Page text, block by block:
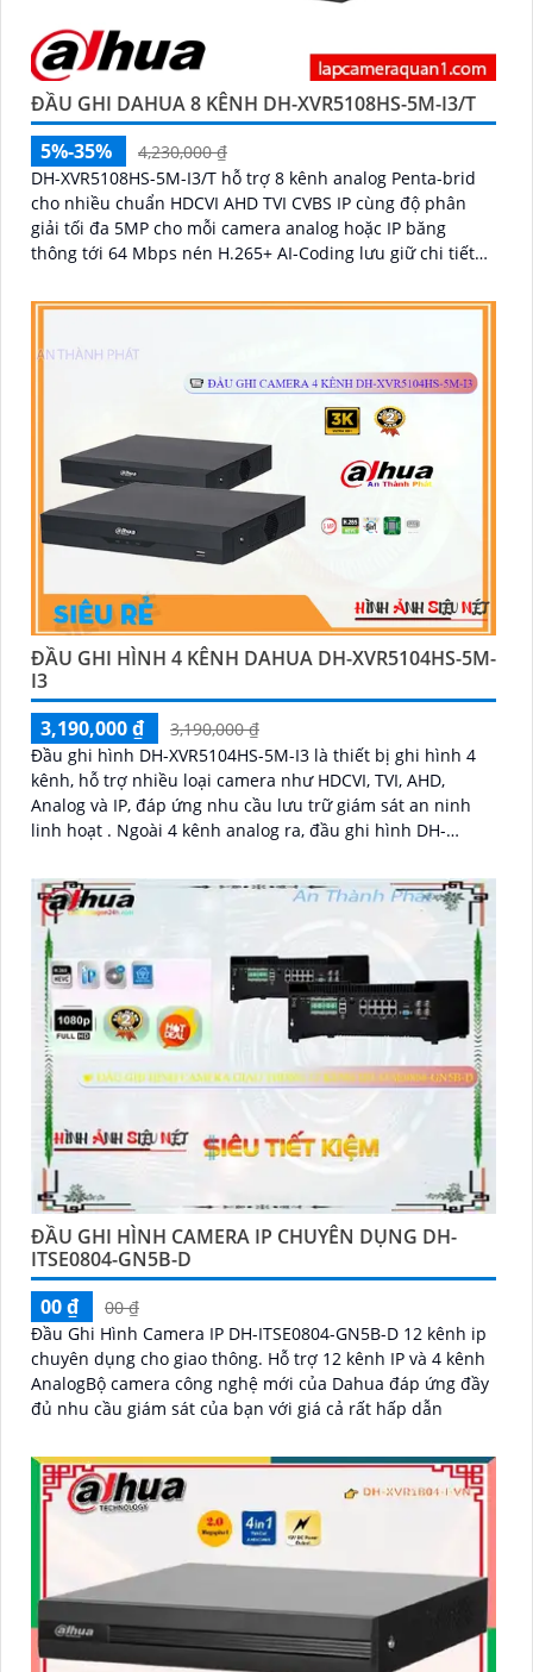
ĐẦU GHI DAHUA 8 KÊNH DH-XVR5108HS-5M-I3/T
5%-35%
4,230,000 ₫
DH-XVR5108HS-5M-I3/T hỗ trợ 8 kênh analog Penta-brid
cho nhiều chuẩn HDCVI AHD TVI CVBS IP cùng độ phân
giải tối đa 5MP cho mỗi camera analog hoặc IP băng
thông tới 64 Mbps nén H.265+ AI-Coding lưu giữ chi tiết
ĐẦU GHI HÌNH 4 KÊNH DAHUA DH-XVR5104HS-5M-
I3
3,190,000 ₫
3,190,000 ₫
Đầu ghi hình DH-XVR5104HS-5M-I3 là thiết bị ghi hình 4
kênh, hỗ trợ nhiều loại camera như HDCVI, TVI, AHD,
Analog và IP, đáp ứng nhu cầu lưu trữ giám sát an ninh
linh hoạt . Ngoài 4 kênh analog ra, đầu ghi hình DH-
IP hỗ trợ độ phân giải tối đa 6MP
ĐẦU GHI HÌNH CAMERA IP CHUYÊN DỤNG DH-
ITSE0804-GN5B-D
00 ₫
00 ₫
Đầu Ghi Hình Camera IP DH-ITSE0804-GN5B-D 12 kênh ip
chuyên dụng cho giao thông. Hỗ trợ 12 kênh IP và 4 kênh
AnalogBộ camera công nghệ mới của Dahua đáp ứng đầy
đủ nhu cầu giám sát của bạn với giá cả rất hấp dẫn